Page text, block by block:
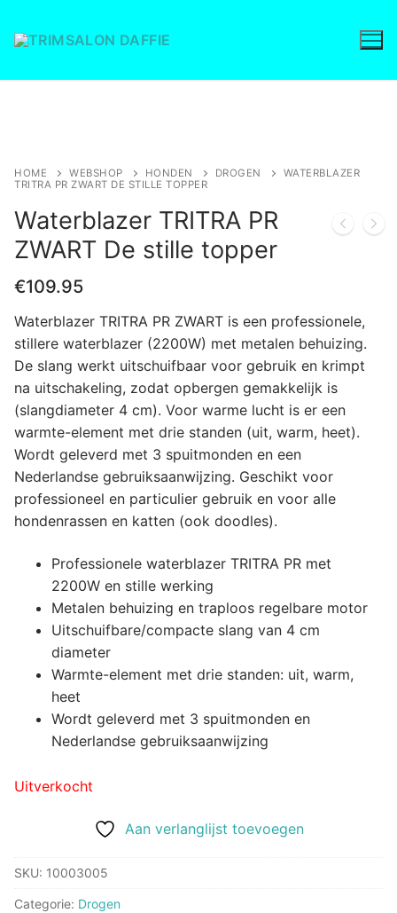
naar
inhoud
HOME WEBSHOP HONDEN DROGEN
WATERBLAZER
TRITRA PR ZWART DE STILLE TOPPER
Waterblazer TRITRA PR
ZWART De stille topper
€109.95
Waterblazer TRITRA PR ZWART is een professionele,
stillere waterblazer (2200W) met metalen behuizing.
De slang werkt uitschuifbaar voor gebruik en krimpt
na uitschakeling, zodat opbergen gemakkelijk is
(slangdiameter 4 cm). Voor warme lucht is er een
warmte-element met drie standen (uit, warm, heet).
Wordt geleverd met 3 spuitmonden en een
Nederlandse gebruiksaanwijzing. Geschikt voor
professioneel en particulier gebruik en voor alle
hondenrassen en katten (ook doodles).
Professionele waterblazer TRITRA PR met
2200W en stille werking
Metalen behuizing en traploos regelbare motor
Uitschuifbare/compacte slang van 4 cm
diameter
Warmte-element met drie standen: uit, warm,
heet
Wordt geleverd met 3 spuitmonden en
Nederlandse gebruiksaanwijzing
Uitverkocht
Aan verlanglijst toevoegen
SKU: 10003005
Categorie: Drogen